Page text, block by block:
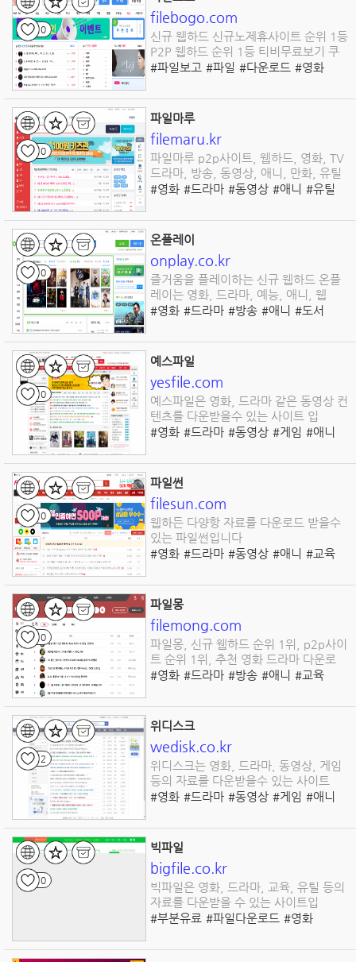
filebogo.com
신규 웹하드 신규노제휴사이트 순위 1등
P2P 웹하드 순위 1등 티비무료보기 쿠
#파일보고 #파일 #다운로드 #영화
0
파일마루
filemaru.kr
파일마루 p2p사이트, 웹하드, 영화, TV
드라마, 방송, 동영상, 애니, 만화, 유틸
#영화 #드라마 #동영상 #애니 #유틸
0
온플레이
onplay.co.kr
즐거움을 플레이하는 신규 웹하드 온플
레이는 영화, 드라마, 예능, 애니, 웹
#영화 #드라마 #방송 #애니 #도서
#다운로드 #웹하드
0
예스파일
yesfile.com
예스파일은 영화, 드라마 같은 동영상 컨
텐츠를 다운받을수 있는 사이트 입
#영화 #드라마 #동영상 #게임 #애니
#파일다운로드
0
파일썬
filesun.com
웹하든 다양항 자료를 다운로드 받을수
있는 파일썬입니다
#영화 #드라마 #동영상 #애니 #교육
0
파일몽
filemong.com
파일몽, 신규 웹하드 순위 1위, p2p사이
트 순위 1위, 추천 영화 드라마 다운로
#영화 #드라마 #방송 #애니 #교육
0
위디스크
wedisk.co.kr
위디스크는 영화, 드라마, 동영상, 게임
등의 자료를 다운받을수 있는 사이트
#영화 #드라마 #동영상 #게임 #애니
#파일다운로드
2
빅파일
bigfile.co.kr
빅파일은 영화, 드라마, 교육, 유틸 등의
자료를 다운받을 수 있는 사이트입
#부분유료 #파일다운로드 #영화
#게임 #유틸 #교육
0